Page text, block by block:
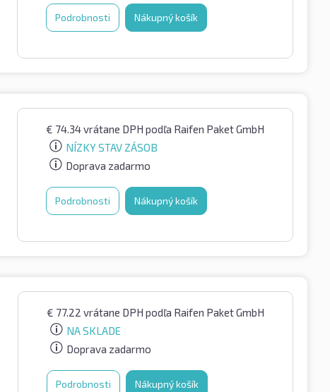
Podrobnosti Nákupný košík
€ 74.34vrátane DPH podľa Raifen Paket GmbH
NÍZKY STAV ZÁSOB
Doprava zadarmo
Podrobnosti Nákupný košík
€ 77.22 vrátane DPH podľa Raifen Paket GmbH
NA SKLADE
Doprava zadarmo
Podrobnosti Nákupný košík